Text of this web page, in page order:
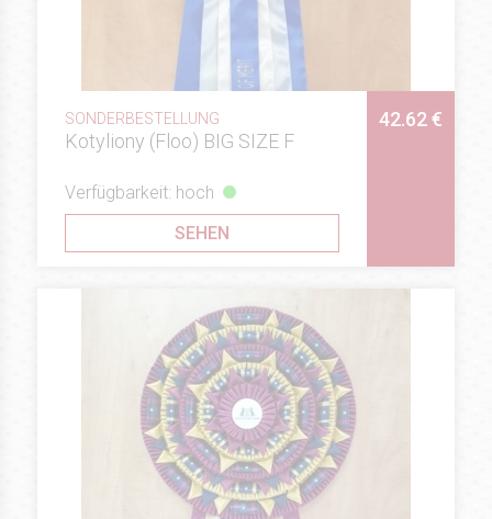
SONDERBESTELLUNG
Kotyliony (Floo) BIG SIZE F
42.62 €
Verfügbarkeit: hoch
SEHEN